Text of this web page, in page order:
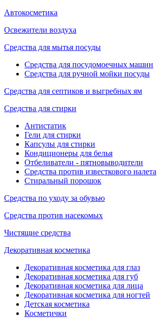
Автокосметика
Освежители воздуха
Средства для мытья посуды
Средства для посудомоечных машин
Средства для ручной мойки посуды
Средства для септиков и выгребных ям
Средства для стирки
Антистатик
Гели для стирки
Капсулы для стирки
Кондиционеры для белья
Отбеливатели - пятновыводители
Средства против известкового налета
Стиральный порошок
Средства по уходу за обувью
Средства против насекомых
Чистящие средства
Декоративная косметика
Декоративная косметика для глаз
Декоративная косметика для губ
Декоративная косметика для лица
Декоративная косметика для ногтей
Детская косметика
Косметички